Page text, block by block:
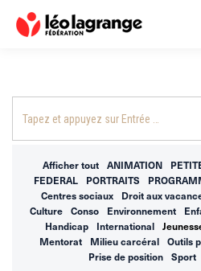
Afficher tout ANIMATION
FEDERAL
PORTRAITS
Centres sociaux
Droit aux
Culture
Conso Environnement
Handicap
International
Mentorat
Milieu carcéral Outils
Prise de position
Sport